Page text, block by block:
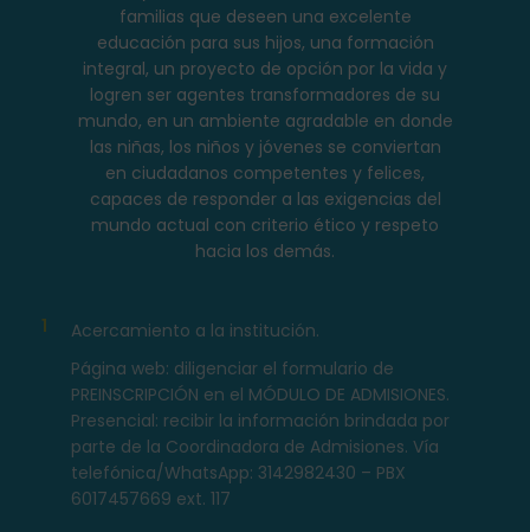
familias que deseen una excelente
educación para sus hijos, una formación
integral, un proyecto de opción por la vida y
logren ser agentes transformadores de su
mundo, en un ambiente agradable en donde
las niñas, los niños y jóvenes se conviertan
en ciudadanos competentes y felices,
capaces de responder a las exigencias del
mundo actual con criterio ético y respeto
hacia los demás.
1
Acercamiento a la institución.
Página web: diligenciar el formulario de
PREINSCRIPCIÓN en el MÓDULO DE ADMISIONES.
Presencial: recibir la información brindada por
parte de la Coordinadora de Admisiones. Vía
telefónica/WhatsApp: 3142982430 – PBX
6017457669 ext. 117